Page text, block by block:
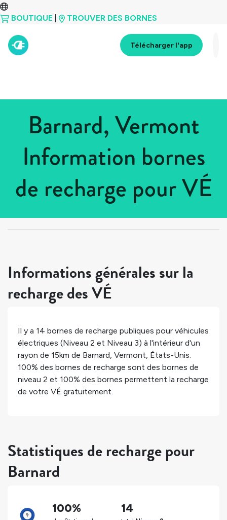
BOUTIQUE TROUVER DES BORNES
Télécharger l'app
Barnard, Vermont
Information bornes
de recharge pour VÉ
États-Unis > Vermont
Informations générales sur la
recharge des VÉ
Il y a 14 bornes de recharge publiques pour véhicules
électriques (Niveau 2 et Niveau 3) à l'intérieur d'un
rayon de 15km de Barnard, Vermont, États-Unis.
100% des bornes de recharge sont des bornes de
niveau 2 et 100% des bornes permettent la recharge
de votre VÉ gratuitement.
Statistiques de recharge pour
Barnard
100% 14